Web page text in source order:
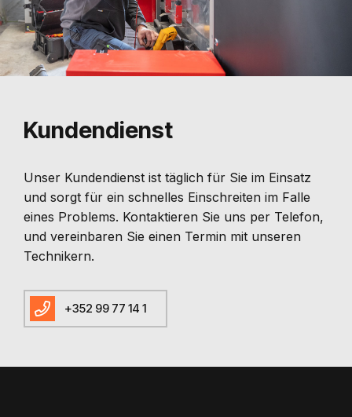
Kundendienst
Unser Kundendienst ist täglich für Sie im Einsatz
und sorgt für ein schnelles Einschreiten im Falle
eines Problems. Kontaktieren Sie uns per Telefon,
und vereinbaren Sie einen Termin mit unseren
Technikern.
+352 99 77 14 1